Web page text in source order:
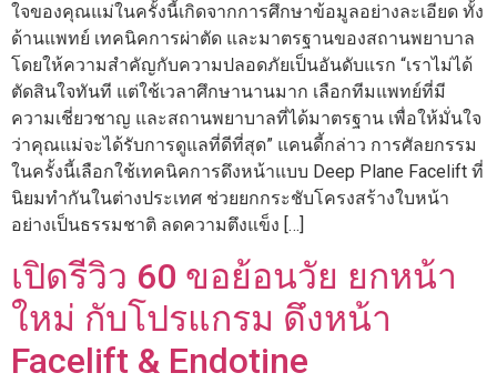
ใจของคุณแม่ในครั้งนี้เกิดจากการศึกษาข้อมูลอย่างละเอียด ทั้ง
ด้านแพทย์ เทคนิคการผ่าตัด และมาตรฐานของสถานพยาบาล
โดยให้ความสำคัญกับความปลอดภัยเป็นอันดับแรก “เราไม่ได้
ตัดสินใจทันที แต่ใช้เวลาศึกษานานมาก เลือกทีมแพทย์ที่มี
ความเชี่ยวชาญ และสถานพยาบาลที่ได้มาตรฐาน เพื่อให้มั่นใจ
ว่าคุณแม่จะได้รับการดูแลที่ดีที่สุด” แคนดี้กล่าว การศัลยกรรม
ในครั้งนี้เลือกใช้เทคนิคการดึงหน้าแบบ Deep Plane Facelift ที่
นิยมทำกันในต่างประเทศ ช่วยยกกระชับโครงสร้างใบหน้า
อย่างเป็นธรรมชาติ ลดความตึงแข็ง […]
เปิดรีวิว 60 ขอย้อนวัย ยกหน้า
ใหม่ กับโปรแกรม ดึงหน้า
Facelift & Endotine